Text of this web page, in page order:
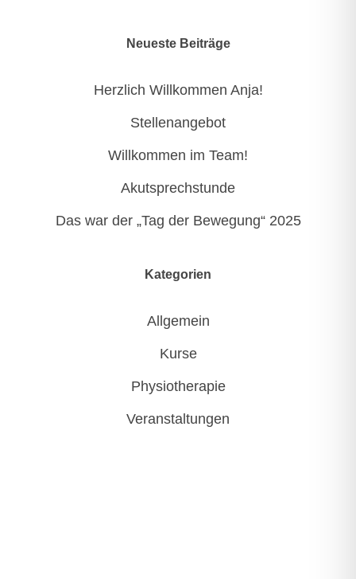
Neueste Beiträge
Herzlich Willkommen Anja!
Stellenangebot
Willkommen im Team!
Akutsprechstunde
Das war der „Tag der Bewegung“ 2025
Kategorien
Allgemein
Kurse
Physiotherapie
Veranstaltungen